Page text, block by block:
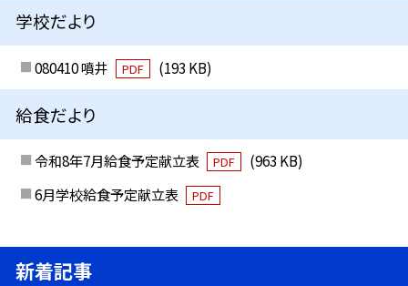
学校だより
080410 噴井 PDF (193 KB)
給食だより
令和8年7月給食予定献立表 PDF
(963 KB)
6月学校給食予定献立表
PDF
新着記事